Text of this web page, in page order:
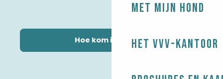
Met mijn hond
Het VVV-kantoor
Hoe kom ik daar?